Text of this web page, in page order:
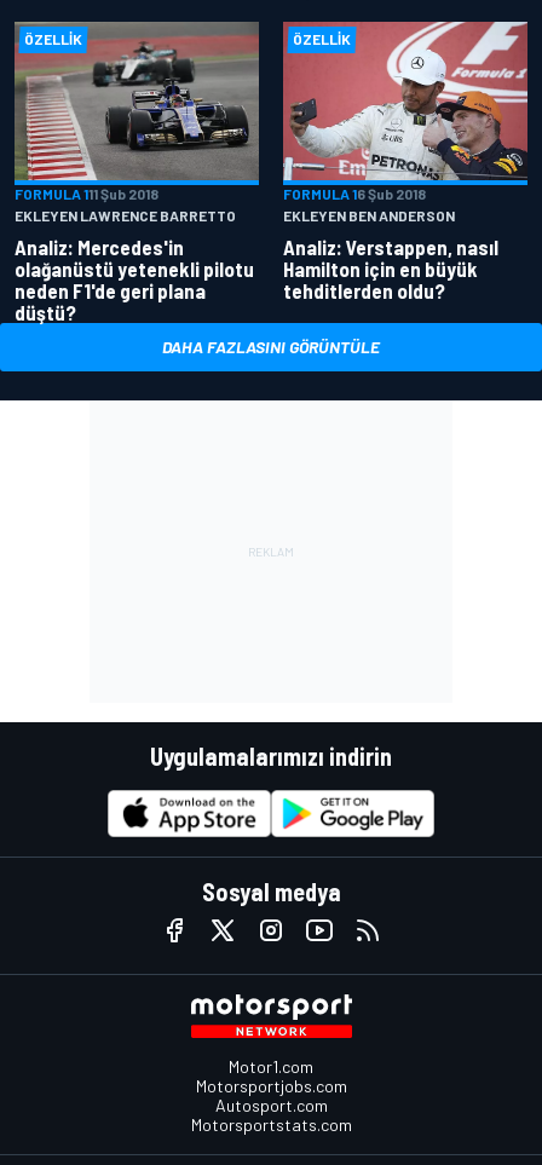
ÖZELLIK
FORMULA 111 Şub 2018
EKLEYEN LAWRENCE BARRETTO
Analiz: Mercedes'in
olağanüstü yetenekli pilotu
neden F1'de geri plana
düştü?
ÖZELLIK
FORMULA 16 Şub 2018
EKLEYEN BEN ANDERSON
Analiz: Verstappen, nasıl
Hamilton için en büyük
tehditlerden oldu?
DAHA FAZLASINI GÖRÜNTÜLE
Uygulamalarımızı indirin
Sosyal medya
Motor1.com
Motorsportjobs.com
Autosport.com
Motorsportstats.com